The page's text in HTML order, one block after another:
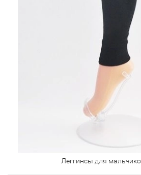
Леггинсы для